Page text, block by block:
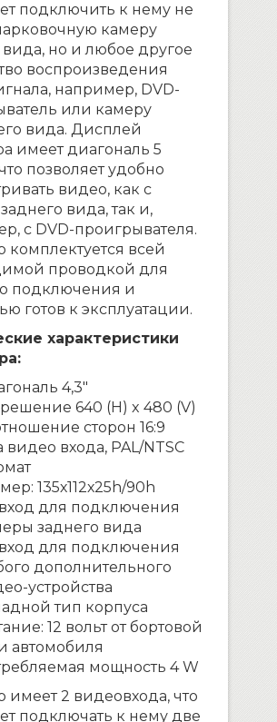
подключить к нему не
камеру
вида, но и любое другое
воспроизведения
например, DVD-
или камеру
вида. Дисплей
имеет диагональ 5
позволяет удобно
видео, как с
вида, так и,
с DVD-проигрывателя.
комплектуется всей
проводкой для
подключения и
готов к эксплуатации.
характеристики
4,3″
640 (H) x 480 (V)
сторон 16:9
видео входа, PAL/NTSC
135х112х25h/90h
для подключения
заднего вида
для подключения
дополнительного
устройства
тип корпуса
12 вольт от бортовой
автомобиля
мощность 4 W
имеет 2 видеовхода, что
подключать к нему две